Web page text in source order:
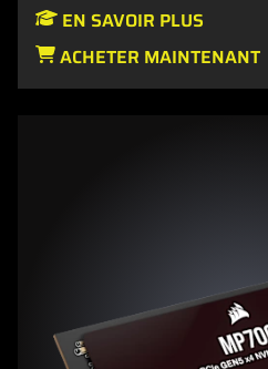
EN SAVOIR PLUS
ACHETER MAINTENANT